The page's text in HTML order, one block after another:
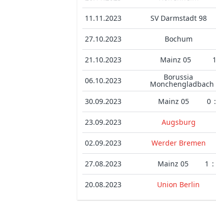
11.11.2023 SV Darmstadt 98
27.10.2023 Bochum
21.10.2023 Mainz 05 1
06.10.2023 Borussia
Monchengladbach
30.09.2023 Mainz 05 0 :
23.09.2023 Augsburg
02.09.2023 Werder Bremen
27.08.2023 Mainz 05 1 :
20.08.2023 Union Berlin